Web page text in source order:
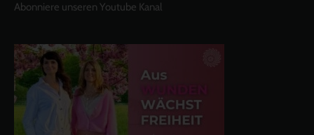
Abonniere unseren Youtube Kanal